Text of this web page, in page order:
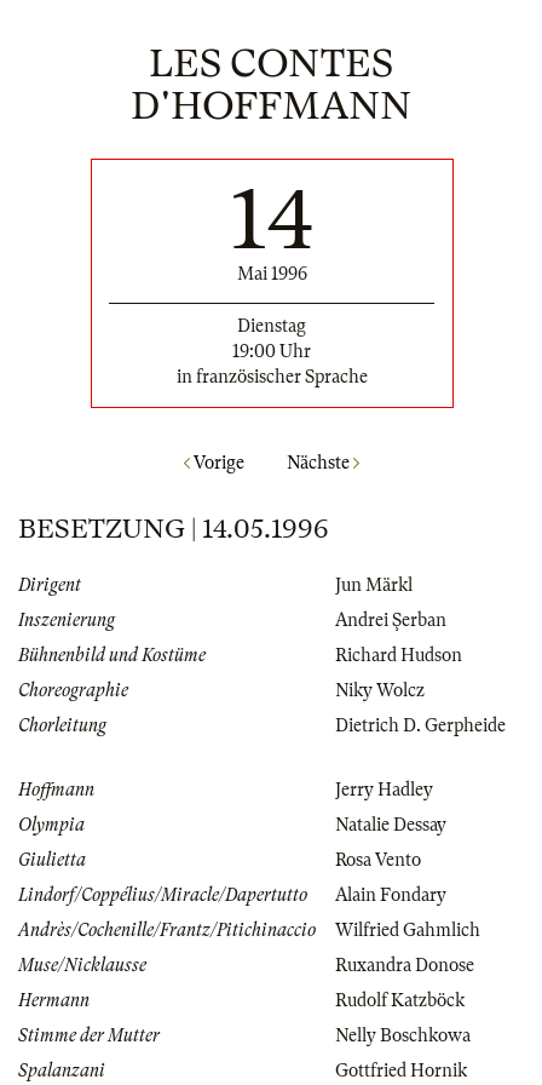
LES CONTES
D'HOFFMANN
14
Mai 1996
Dienstag
19:00 Uhr
in französischer Sprache
Vorige Nächste
BESETZUNG | 14.05.1996
Dirigent
Jun Märkl
Inszenierung
Andrei Şerban
Bühnenbild und Kostüme
Richard Hudson
Choreographie
Niky Wolcz
Chorleitung
Dietrich D. Gerpheide
Hoffmann
Jerry Hadley
Olympia
Natalie Dessay
Giulietta
Rosa Vento
Lindorf/Coppélius/Miracle/Dapertutto
Alain Fondary
Andrès/Cochenille/Frantz/Pitichinaccio
Wilfried Gahmlich
Muse/Nicklausse
Ruxandra Donose
Hermann
Rudolf Katzböck
Stimme der Mutter
Nelly Boschkowa
Spalanzani
Gottfried Hornik